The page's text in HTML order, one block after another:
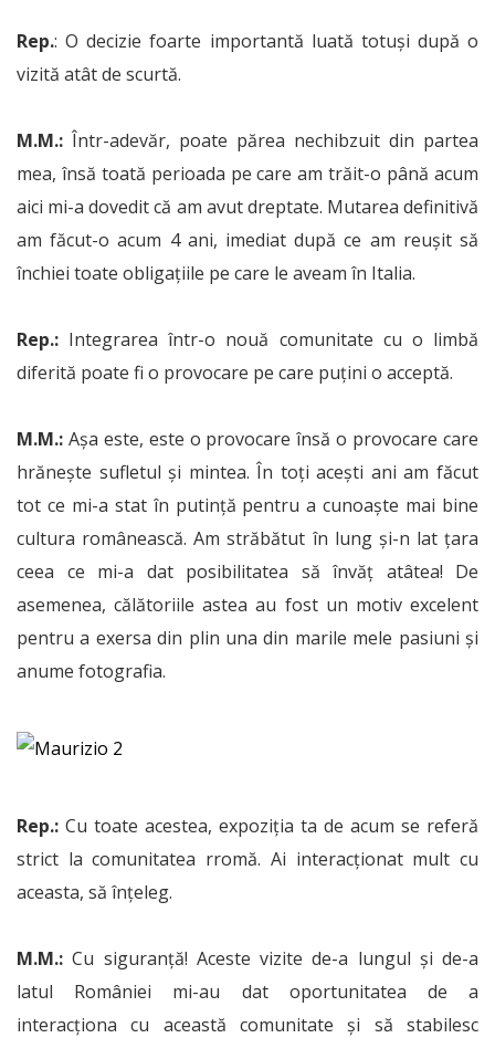
Rep.: O decizie foarte importantă luată totuși după o
vizită atât de scurtă.
M.M.: Într-adevăr, poate părea nechibzuit din partea
mea, însă toată perioada pe care am trăit-o până acum
aici mi-a dovedit că am avut dreptate. Mutarea definitivă
am făcut-o acum 4 ani, imediat după ce am reușit să
închiei toate obligațiile pe care le aveam în Italia.
Rep.: Integrarea într-o nouă comunitate cu o limbă
diferită poate fi o provocare pe care puțini o acceptă.
M.M.: Așa este, este o provocare însă o provocare care
hrănește sufletul și mintea. În toți acești ani am făcut
tot ce mi-a stat în putință pentru a cunoaște mai bine
cultura românească. Am străbătut în lung și-n lat țara
ceea ce mi-a dat posibilitatea să învăț atâtea! De
asemenea, călătoriile astea au fost un motiv excelent
pentru a exersa din plin una din marile mele pasiuni și
anume fotografia.
Rep.: Cu toate acestea, expoziția ta de acum se referă
strict la comunitatea rromă. Ai interacționat mult cu
aceasta, să înțeleg.
M.M.: Cu siguranță! Aceste vizite de-a lungul și de-a
latul României mi-au dat oportunitatea de a
interacționa cu această comunitate și să stabilesc